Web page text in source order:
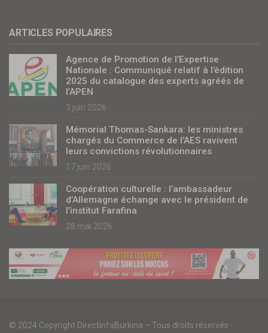
ARTICLES POPULAIRES
Agence de Promotion de l’Expertise
Nationale : Communiqué relatif à l’édition
2025 du catalogue des experts agréés de
l’APEN
3 juin 2026
Mémorial Thomas-Sankara: les ministres
chargés du Commerce de l’AES ravivent
leurs convictions révolutionnaires
17 juin 2026
Coopération culturelle : l’ambassadeur
d’Allemagne échange avec le président de
l’institut Farafina
28 mai 2026
© 2024 Copyright DirectinfoBurkina – Tous droits réservés -